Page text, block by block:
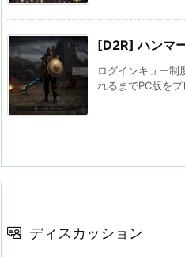
[D2R] ハンマ
ログインキュー制
れるまでPC版を
ディスカッション